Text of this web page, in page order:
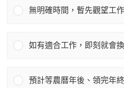
無明確時間，暫先觀望工
如有適合工作，即刻就會
預計等農曆年後、領完年